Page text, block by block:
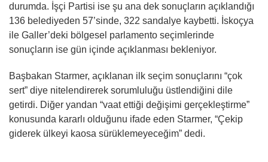
durumda. İşçi Partisi ise şu ana dek sonuçların açıklandığı
136 belediyeden 57’sinde, 322 sandalye kaybetti. İskoçya
ile Galler’deki bölgesel parlamento seçimlerinde
sonuçların ise gün içinde açıklanması bekleniyor.
Başbakan Starmer, açıklanan ilk seçim sonuçlarını “çok
sert” diye nitelendirerek sorumluluğu üstlendiğini dile
getirdi. Diğer yandan “vaat ettiği değişimi gerçekleştirme”
konusunda kararlı olduğunu ifade eden Starmer, “Çekip
giderek ülkeyi kaosa sürüklemeyeceğim” dedi.